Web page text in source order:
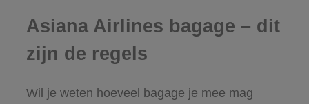
Asiana Airlines bagage – dit
zijn de regels
Wil je weten hoeveel bagage je mee mag